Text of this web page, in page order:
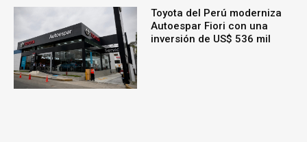
Toyota del Perú moderniza
Autoespar Fiori con una
inversión de US$ 536 mil